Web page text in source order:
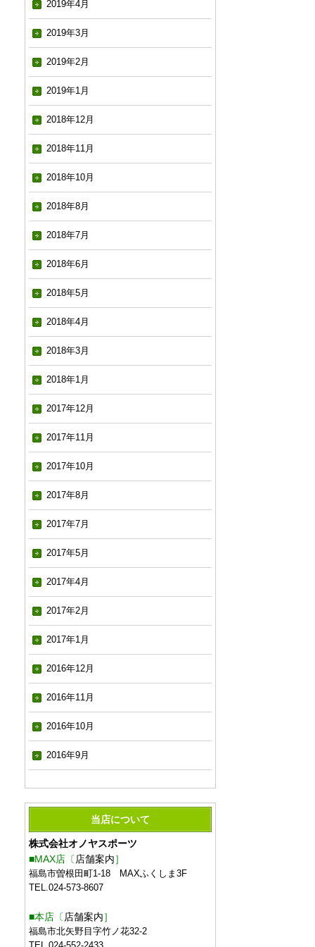
2019年4月
2019年3月
2019年2月
2019年1月
2018年12月
2018年11月
2018年10月
2018年8月
2018年7月
2018年6月
2018年5月
2018年4月
2018年3月
2018年1月
2017年12月
2017年11月
2017年10月
2017年8月
2017年7月
2017年5月
2017年4月
2017年2月
2017年1月
2016年12月
2016年11月
2016年10月
2016年9月
当店について
株式会社オノヤスポーツ
■MAX店〔 店舗案内］
福島市曽根田町1-18 MAXふくしま3F
TEL.024-573-8607
■本店〔 店舗案内］
福島市北矢野目字竹ノ花32-2